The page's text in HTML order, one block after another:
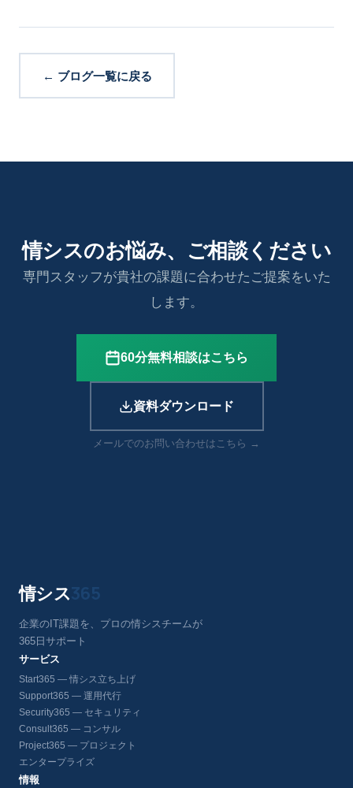
← ブログ一覧に戻る
情シスのお悩み、ご相談ください
専門スタッフが貴社の課題に合わせたご提案をいた
します。
60分無料相談はこちら
資料ダウンロード
メールでのお問い合わせはこちら →
情シス365
企業のIT課題を、プロの情シスチームが
365日サポート
サービス
Start365 — 情シス立ち上げ
Support365 — 運用代行
Security365 — セキュリティ
Consult365 — コンサル
Project365 — プロジェクト
エンタープライズ
情報